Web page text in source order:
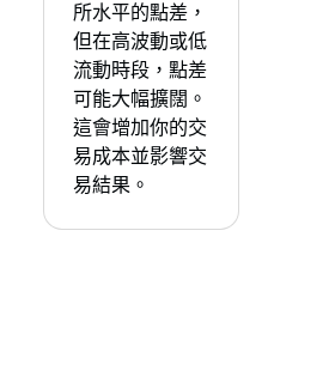
所水平的點差，
但在高波動或低
流動時段，點差
可能大幅擴闊。
這會增加你的交
易成本並影響交
易結果。